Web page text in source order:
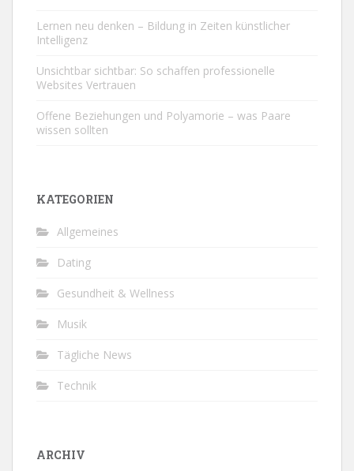
Lernen neu denken – Bildung in Zeiten künstlicher
Intelligenz
Unsichtbar sichtbar: So schaffen professionelle
Websites Vertrauen
Offene Beziehungen und Polyamorie – was Paare
wissen sollten
KATEGORIEN
Allgemeines
Dating
Gesundheit & Wellness
Musik
Tägliche News
Technik
ARCHIV